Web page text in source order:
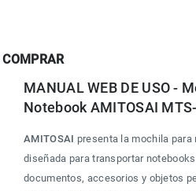
COMPRAR
MANUAL WEB DE USO -
Notebook AMITOSAI
AMITOSAI presenta la mochila para
diseñada para transportar
documentos, accesorios y objetos